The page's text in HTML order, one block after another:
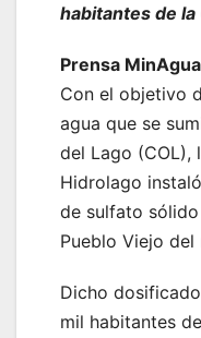
habitantes de
Prensa
Con el objetivo
agua que se
del Lago (COL),
Hidrolago
de sulfato
Pueblo Viejo del
Dicho
mil habitantes